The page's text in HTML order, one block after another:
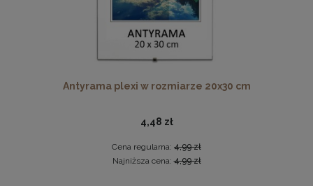
Antyrama plexi w rozmiarze 20x30 cm
4,48 zł
Cena regularna: 4,99 zł
Najniższa cena:4,99 zł